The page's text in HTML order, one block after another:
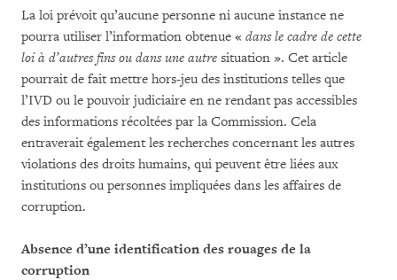
La loi prévoit qu’aucune personne ni aucune instance ne
pourra utiliser l’information obtenue « dans le cadre de cette
loi à d’autres fins ou dans une autre situation ». Cet article
pourrait de fait mettre hors-jeu des institutions telles que
l’IVD ou le pouvoir judiciaire en ne rendant pas accessibles
des informations récoltées par la Commission. Cela
entraverait également les recherches concernant les autres
violations des droits humains, qui peuvent être liées aux
institutions ou personnes impliquées dans les affaires de
corruption.
Absence d’une identification des rouages de la
corruption